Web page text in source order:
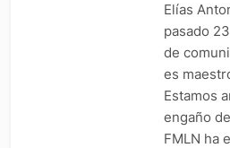
Elías
pasado
de
es
Estamos
engaño
FMLN ha